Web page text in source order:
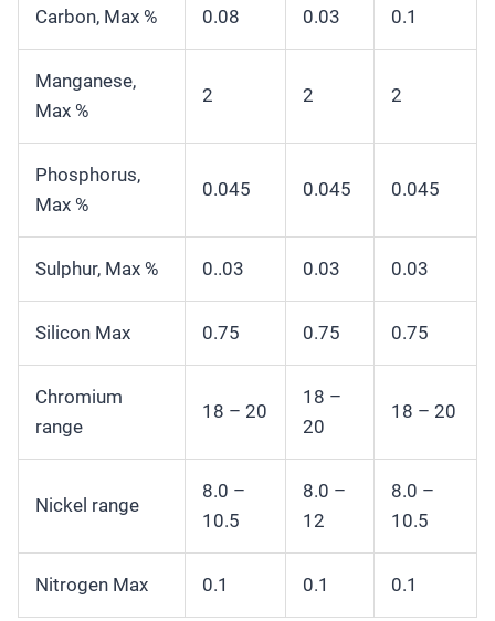
Carbon, Max % 0.08 0.03 0.1
Manganese,
Max %
2 2 2
Phosphorus,
Max %
0.045 0.045 0.045
Sulphur, Max % 0..03 0.03 0.03
Silicon Max 0.75 0.75 0.75
Chromium
range
18 – 20
18 –
20
18 – 20
Nickel range
8.0 –
10.5
8.0 –
12
8.0 –
10.5
Nitrogen Max 0.1 0.1 0.1